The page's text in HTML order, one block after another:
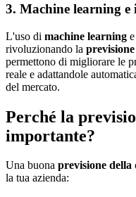
3. Machine learning
L'uso di machine learning e
rivoluzionando la
permettono di migliorare le
reale e adattandole
del mercato.
Perché la
importante?
Una buona previsione della
la tua azienda: